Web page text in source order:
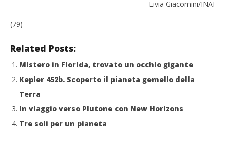
Livia Giacomini/INAF
(79)
Related Posts:
Mistero in Florida, trovato un occhio gigante
Kepler 452b. Scoperto il pianeta gemello della
Terra
In viaggio verso Plutone con New Horizons
Tre soli per un pianeta